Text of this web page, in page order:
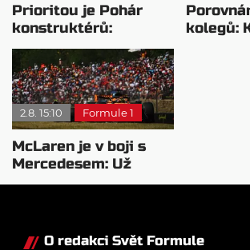
Prioritou je Pohár
konstruktérů:
Mercedesu je jedno,
kdo zvítězí
kolegů:
2.8. 15:10 Formule 1
McLaren je v boji s
Mercedesem: Už
pochopili pohonnou
O redakci Svět Formule